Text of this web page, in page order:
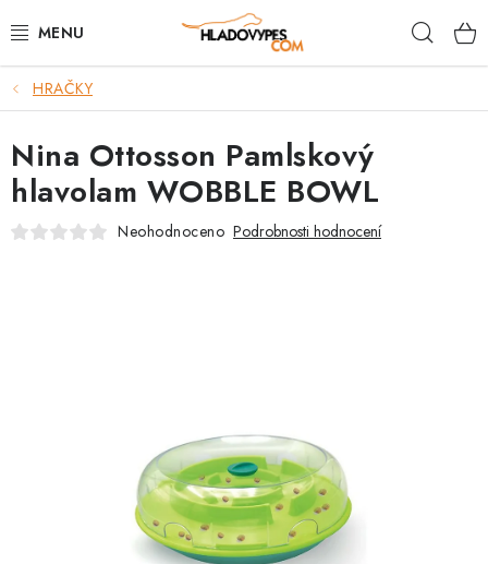
na
POTŘEBY PRO PSY
TAMI PŘEPRAVNÍ BOXY
SPORT SE PSEM
HRAČKY
Nina Ottosson Pamlskový
hlavolam WOBBLE BOWL
Neohodnoceno Podrobnosti hodnocení